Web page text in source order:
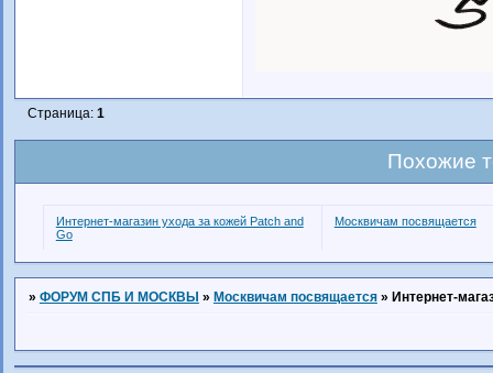
Страница: 1
Похожие
Интернет-магазин ухода за кожей Patch and
Go
Москвичам посвящается
» ФОРУМ СПБ И МОСКВЫ » Москвичам посвящается » Интернет-